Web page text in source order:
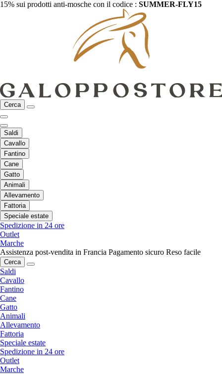
15% sui prodotti anti-mosche con il codice : SUMMER-FLY15
Cerca
Saldi
Cavallo
Fantino
Cane
Gatto
Animali
Allevamento
Fattoria
Speciale estate
Spedizione in 24 ore
Outlet
Marche
Assistenza post-vendita in Francia Pagamento sicuro Reso facile
Cerca
Saldi
Cavallo
Fantino
Cane
Gatto
Animali
Allevamento
Fattoria
Speciale estate
Spedizione in 24 ore
Outlet
Marche